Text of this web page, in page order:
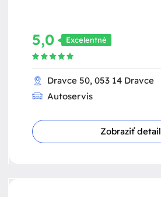
5,0 Excelentné
Dravce 50, 053 14 Dravce
Autoservis
Zobraziť detail